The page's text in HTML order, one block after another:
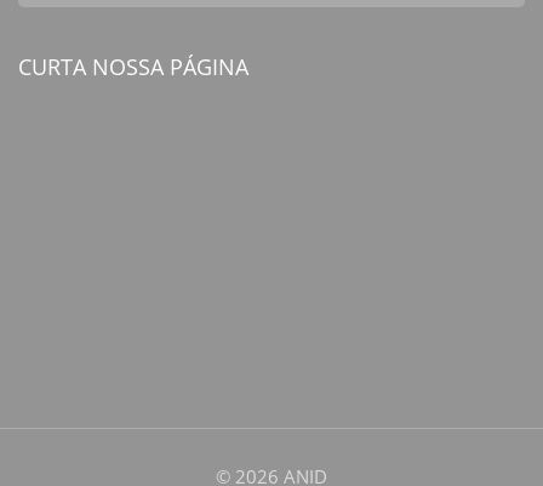
CURTA NOSSA PÁGINA
© 2026 ANID